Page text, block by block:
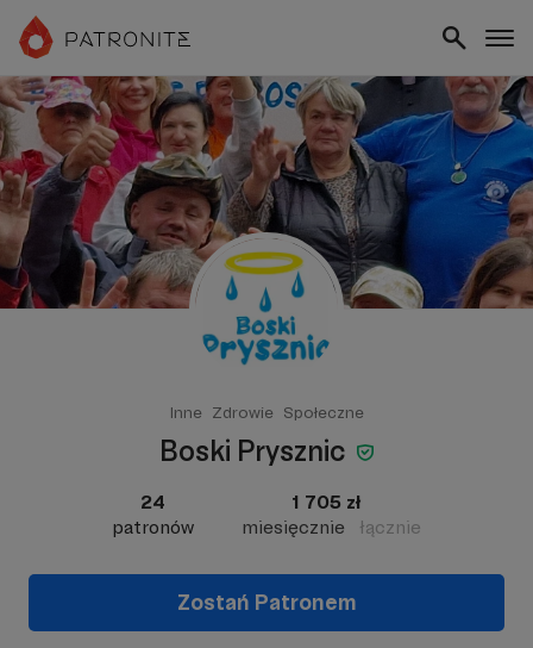
Inne Zdrowie Społeczne
Boski Prysznic
24
patronów
1 705 zł
miesięcznie
łącznie
Zostań Patronem